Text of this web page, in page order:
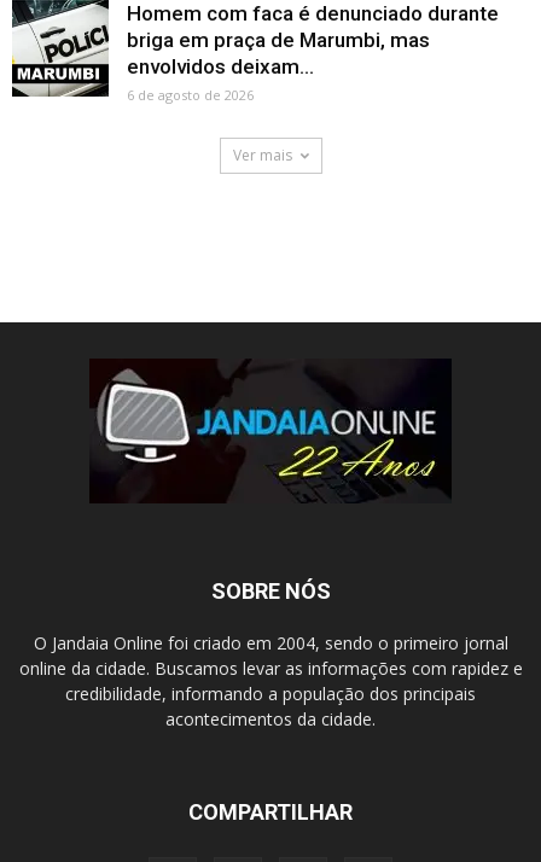
Homem com faca é denunciado durante
briga em praça de Marumbi, mas
envolvidos deixam...
6 de agosto de 2026
Ver mais
SOBRE NÓS
O Jandaia Online foi criado em 2004, sendo o primeiro jornal
online da cidade. Buscamos levar as informações com rapidez e
credibilidade, informando a população dos principais
acontecimentos da cidade.
COMPARTILHAR